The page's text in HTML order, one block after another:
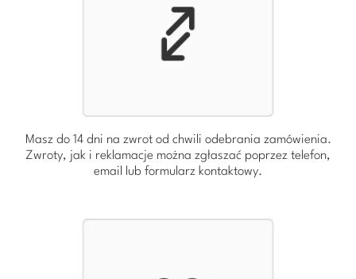
Masz do 14 dni na zwrot od chwili odebrania zamówienia.
Zwroty, jak i reklamacje można zgłaszać poprzez telefon,
email lub formularz kontaktowy.